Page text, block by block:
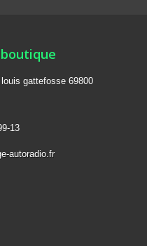
gattefosse 69800
13
autoradio.fr